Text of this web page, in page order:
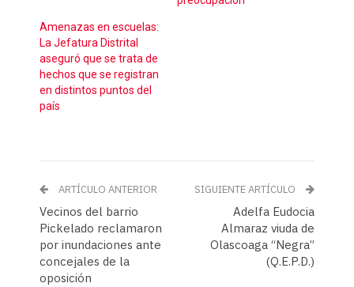
Amenazas en escuelas:
La Jefatura Distrital
aseguró que se trata de
hechos que se registran
en distintos puntos del
país
ARTÍCULO ANTERIOR
Vecinos del barrio
Pickelado reclamaron
por inundaciones ante
concejales de la
oposición
SIGUIENTE ARTÍCULO
Adelfa Eudocia
Almaraz viuda de
Olascoaga “Negra”
(Q.E.P.D.)